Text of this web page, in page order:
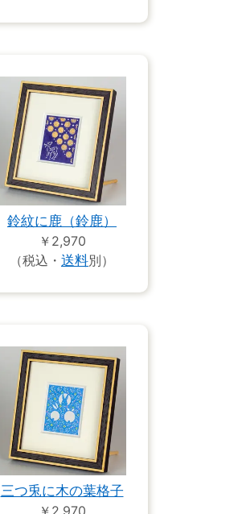
鈴紋に鹿（鈴鹿）
￥2,970
（税込・ 送料別）
三つ兎に木の葉格子